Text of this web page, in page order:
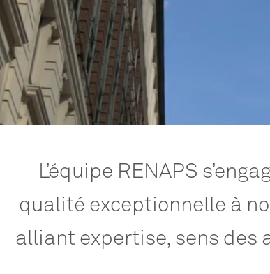
L’équipe RENAPS
qualité exceptionnelle à
alliant expertise, sens des